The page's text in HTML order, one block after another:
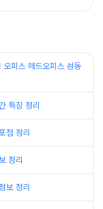
피스 헤드오피스 성동
특징 정리
점 정리
정리
보 정리